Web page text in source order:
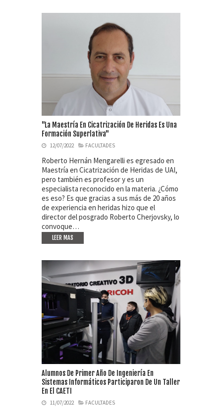
"La Maestría En Cicatrización De Heridas Es Una
Formación Superlativa"
12/07/2022 FACULTADES
Roberto Hernán Mengarelli es egresado en
Maestría en Cicatrización de Heridas de UAI,
pero también es profesor y es un
especialista reconocido en la materia. ¿Cómo
es eso? Es que gracias a sus más de 20 años
de experiencia en heridas hizo que el
director del posgrado Roberto Cherjovsky, lo
convoque…
LEER MAS
Alumnos De Primer Año De Ingeniería En
Sistemas Informáticos Participaron De Un Taller
En El CAETI
11/07/2022 FACULTADES